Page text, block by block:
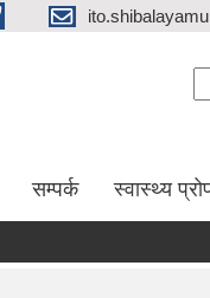
सम्पर्क स्वास्थ्य